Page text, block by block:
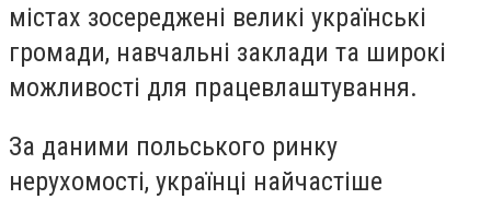
містах зосереджені великі українські
громади, навчальні заклади та широкі
можливості для працевлаштування.
За даними польського ринку
нерухомості, українці найчастіше